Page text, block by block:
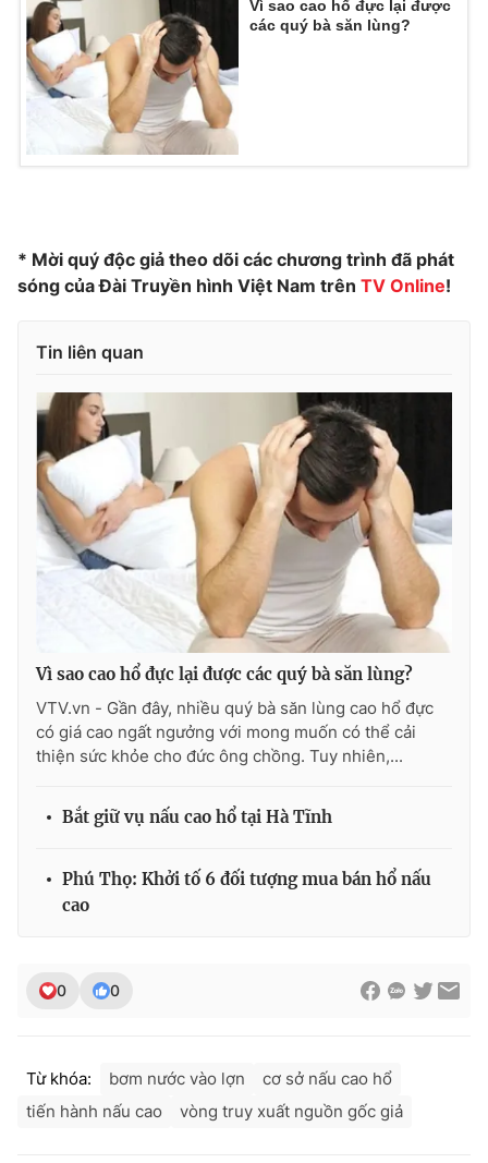
Ðiện thoại Thời báo VTV:
024.66 897 897
Email:
toasoan@vtv.vn
Liên hệ quảng cáo:024-7300.7108
thuận bằng văn bản. Ghi rõ nguồn VTV.vn khi phát hành lại
thông tin từ website này.
Vì sao cao hổ đực lại được
các quý bà săn lùng?
* Mời quý độc giả theo dõi các chương trình đã phát
sóng của Đài Truyền hình Việt Nam trên TV Online!
Tin liên quan
Vì sao cao hổ đực lại được các quý bà săn lùng?
VTV.vn - Gần đây, nhiều quý bà săn lùng cao hổ đực
có giá cao ngất ngưởng với mong muốn có thể cải
thiện sức khỏe cho đức ông chồng. Tuy nhiên,...
Bắt giữ vụ nấu cao hổ tại Hà Tĩnh
Phú Thọ: Khởi tố 6 đối tượng mua bán hổ nấu
cao
0 0
Từ khóa: bơm nước vào lợn
cơ sở nấu cao hổ
tiến hành nấu cao
vòng truy xuất nguồn gốc giả